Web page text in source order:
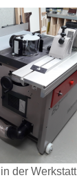
der Werkstatt